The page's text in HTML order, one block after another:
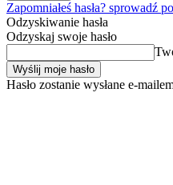
Zapomniałeś hasła? sprowadź
Odzyskiwanie hasła
Odzyskaj swoje hasło
Hasło zostanie wysłane e-